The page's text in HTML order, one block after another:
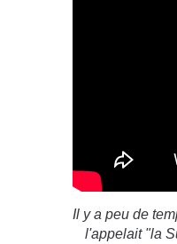
Il y a peu de
l'appelait "la